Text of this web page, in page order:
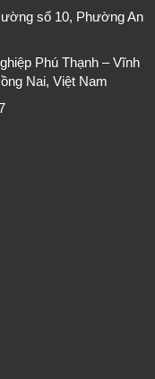
số 10, Phường An
Phú Thạnh – Vĩnh
Nai, Việt Nam